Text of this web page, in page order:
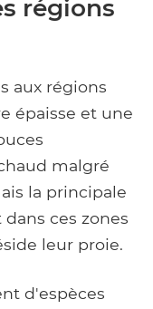
régions
aux régions
épaisse et une
malgré
la principale
ces zones
leur proie.
d'espèces